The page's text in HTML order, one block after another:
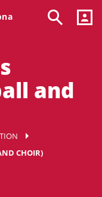
and
CHOIR)